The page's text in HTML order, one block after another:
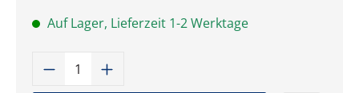
Auf Lager, Lieferzeit 1-2 Werktage
Produkt Anzahl: Gib den